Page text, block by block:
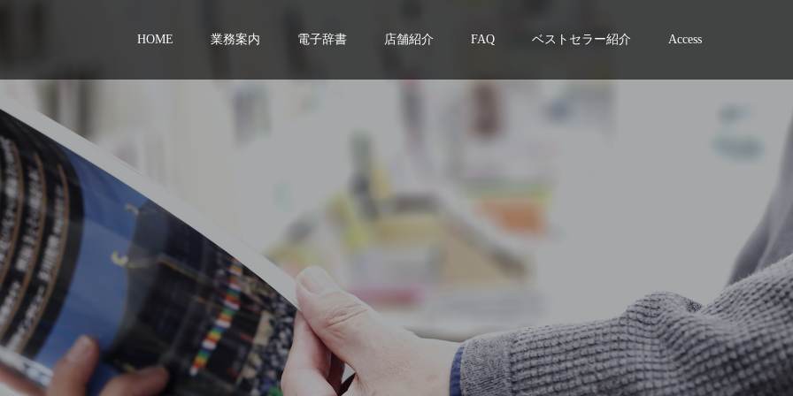
HOME 業務案内 電子辞書 店舗紹介 FAQ ベストセラー紹介 Access